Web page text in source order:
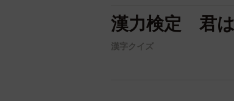
漢力検定 君
漢字クイズ